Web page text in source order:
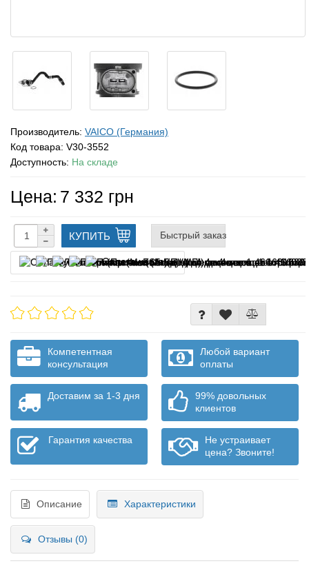
Производитель: VAICO (Германия)
Код товара: V30-3552
Доступность: На складе
Цена: 7 332 грн
КУПИТЬ Быстрый заказ
Оплата частями
Компетентная
консультация
Любой вариант
оплаты
Доставим за 1-3 дня
99% довольных
клиентов
Гарантия качества
Не устраивает
цена? Звоните!
Описание Характеристики
Отзывы (0)